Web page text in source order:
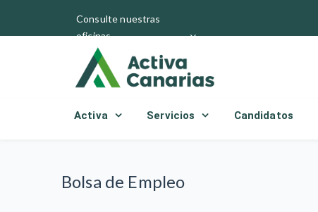
Consulte nuestras
oficinas
Activa Servicios Candidatos
Bolsa de Empleo